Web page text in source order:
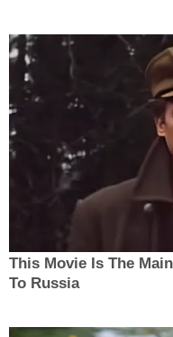
This Movie Is The
To Russia